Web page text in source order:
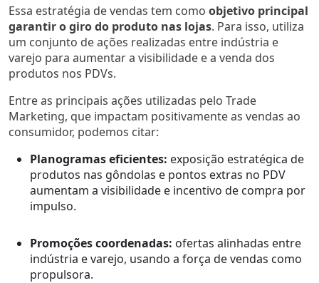
Essa estratégia de vendas tem como objetivo principal
garantir o giro do produto nas lojas. Para isso, utiliza
um conjunto de ações realizadas entre indústria e
varejo para aumentar a visibilidade e a venda dos
produtos nos PDVs.
Entre as principais ações utilizadas pelo Trade
Marketing, que impactam positivamente as vendas ao
consumidor, podemos citar:
Planogramas eficientes: exposição estratégica de
produtos nas gôndolas e pontos extras no PDV
aumentam a visibilidade e incentivo de compra por
impulso.
Promoções coordenadas: ofertas alinhadas entre
indústria e varejo, usando a força de vendas como
propulsora.